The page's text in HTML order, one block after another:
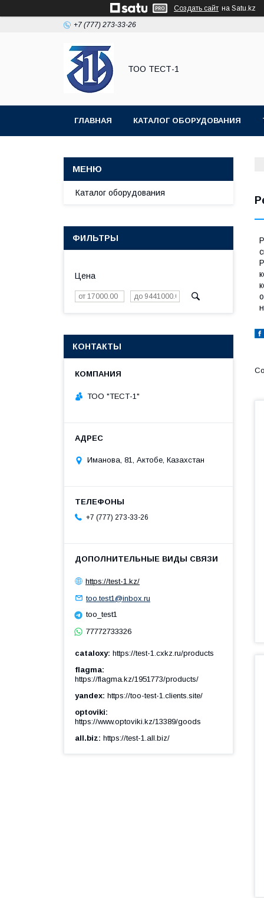
Создать сайт на Satu.kz
+7 (777) 273-33-26
ТОО ТЕСТ-1
ГЛАВНАЯ КАТАЛОГ ОБОРУДОВАНИЯ
Каталог оборудования
ФИЛЬТРЫ
Цена
КОНТАКТЫ
ТОО "ТЕСТ-1"
Иманова, 81, Актобе, Казахстан
+7 (777) 273-33-26
https://test-1.kz/
too.test1@inbox.ru
too_test1
77772733326
cataloxy https://test-1.cxkz.ru/products
flagma
https://flagma.kz/1951773/products/
yandex https://too-test-1.clients.site/
optoviki
https://www.optoviki.kz/13389/goods
all.biz https://test-1.all.biz/